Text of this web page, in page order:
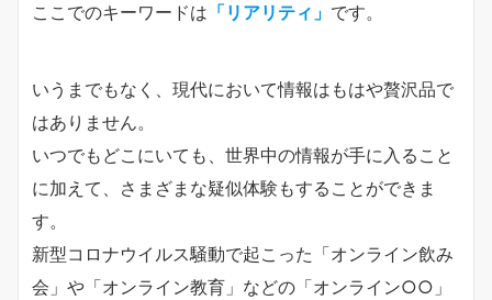
ここでのキーワードは 「リアリティ」 です。
いうまでもなく、現代において情報はもはや贅沢品で
はありません。
いつでもどこにいても、世界中の情報が手に入ること
に加えて、さまざまな疑似体験もすることができま
す。
新型コロナウイルス騒動で起こった「オンライン飲み
会」や「オンライン教育」などの「オンライン○○」